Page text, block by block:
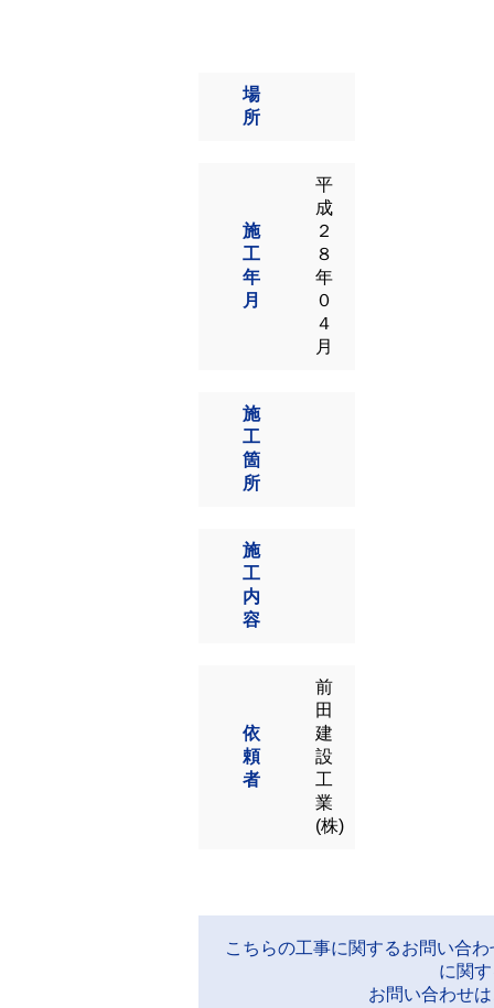
場
所
施
工
年
月
平
成
２
８
年
０
４
月
施
工
箇
所
施
工
内
容
依
頼
者
前
田
建
設
工
業
(株)
こちらの工事に関するお問い合
に関
お問い合わせ